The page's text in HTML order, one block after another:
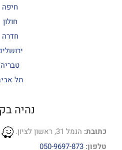
חיפה
חולון
חדרה
טבריה
תל
נהיה
כתובת: הנמל 31, ראשון לציון.
טלפון: 050-9697-873